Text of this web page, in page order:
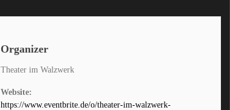
Organizer
Theater im Walzwerk
Website:
https://www.eventbrite.de/o/theater-im-walzwerk-